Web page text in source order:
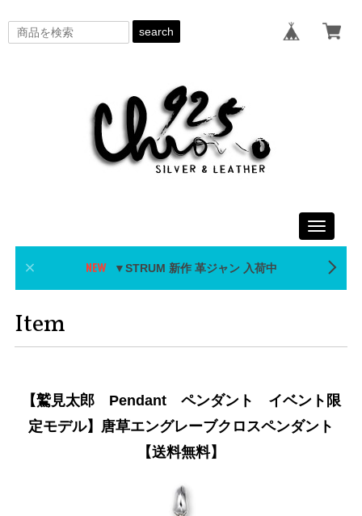
search
Toggle
▼STRUM 新作 革ジャン 入荷中
Item
【鷲見太郎 Pendant ペンダント イベント限
定モデル】唐草エングレーブクロスペンダント
【送料無料】